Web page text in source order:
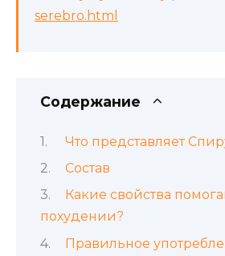
serebro.html
Содержание
Что представляет
Состав
Какие свойства
похудении?
Правильное